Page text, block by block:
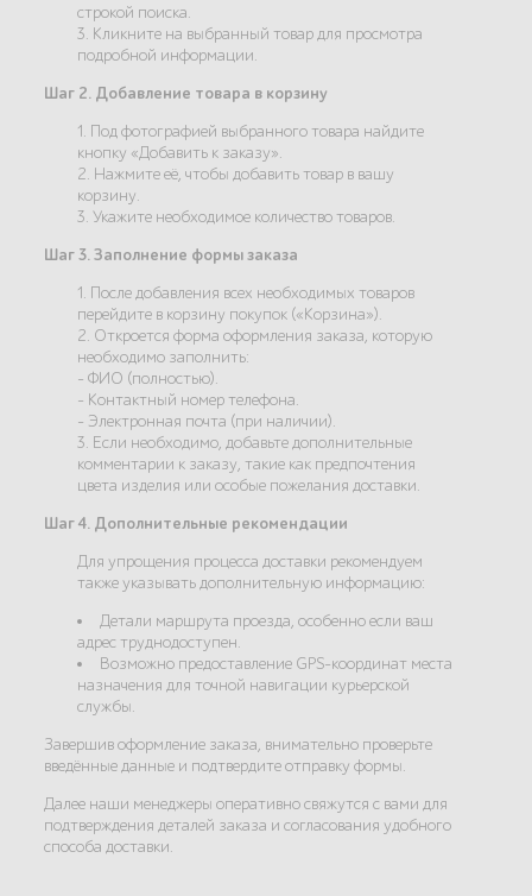
строкой поиска.
3. Кликните на выбранный товар для просмотра
подробной информации.
Шаг 2. Добавление товара в корзину
1. Под фотографией выбранного товара найдите
кнопку «Добавить к заказу».
2. Нажмите её, чтобы добавить товар в вашу
корзину.
3. Укажите необходимое количество товаров.
Шаг 3. Заполнение формы заказа
1. После добавления всех необходимых товаров
перейдите в корзину покупок («Корзина»).
2. Откроется форма оформления заказа, которую
необходимо заполнить:
- ФИО (полностью).
- Контактный номер телефона.
- Электронная почта (при наличии).
3. Если необходимо, добавьте дополнительные
комментарии к заказу, такие как предпочтения
цвета изделия или особые пожелания доставки.
Шаг 4. Дополнительные рекомендации
Для упрощения процесса доставки рекомендуем
также указывать дополнительную информацию:
Детали маршрута проезда, особенно если ваш
адрес труднодоступен.
Возможно предоставление GPS-координат места
назначения для точной навигации курьерской
службы.
Завершив оформление заказа, внимательно проверьте
введённые данные и подтвердите отправку формы.
Далее наши менеджеры оперативно свяжутся с вами для
подтверждения деталей заказа и согласования удобного
способа доставки.